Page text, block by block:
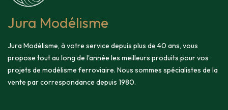
Jura Modélisme
Jura Modélisme, à votre service depuis plus de 40 ans, vous
propose tout au long de l'année les meilleurs produits pour vos
projets de modélisme ferroviaire. Nous sommes spécialistes de la
vente par correspondance depuis 1980.